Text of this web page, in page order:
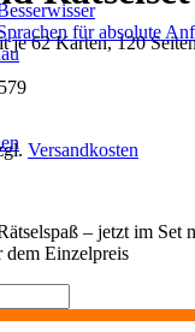
für absolute
je 62 Karten, 120
Versandkosten
– jetzt im Set
dem Einzelpreis